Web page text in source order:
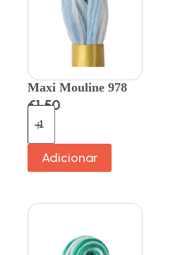
Maxi Mouline 978
€1.50
Adicionar